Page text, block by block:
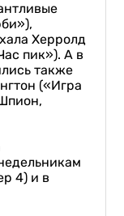
Херролд
пик»). А в
также
(«Игра
4) и в